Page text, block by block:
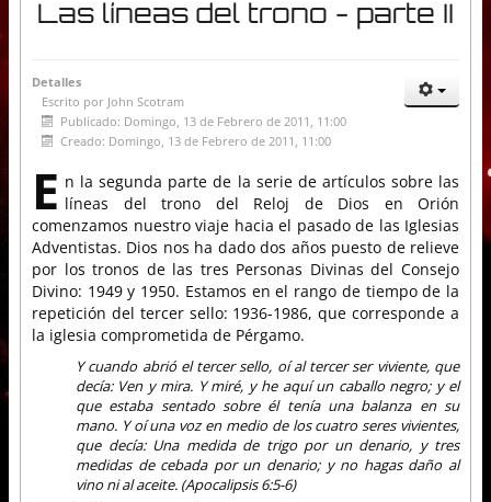
Las líneas del trono - parte II
Detalles
Escrito por John Scotram
Publicado: Domingo, 13 de Febrero de 2011, 11:00
Creado: Domingo, 13 de Febrero de 2011, 11:00
E n la segunda parte de la serie de artículos sobre las
líneas del trono del Reloj de Dios en Orión
comenzamos nuestro viaje hacia el pasado de las Iglesias
Adventistas. Dios nos ha dado dos años puesto de relieve
por los tronos de las tres Personas Divinas del Consejo
Divino: 1949 y 1950. Estamos en el rango de tiempo de la
repetición del tercer sello: 1936-1986, que corresponde a
la iglesia comprometida de Pérgamo.
Y cuando abrió el tercer sello, oí al tercer ser viviente, que
decía: Ven y mira. Y miré, y he aquí un caballo negro; y el
que estaba sentado sobre él tenía una balanza en su
mano. Y oí una voz en medio de los cuatro seres vivientes,
que decía: Una medida de trigo por un denario, y tres
medidas de cebada por un denario; y no hagas daño al
vino ni al aceite. (Apocalipsis 6:5-6)